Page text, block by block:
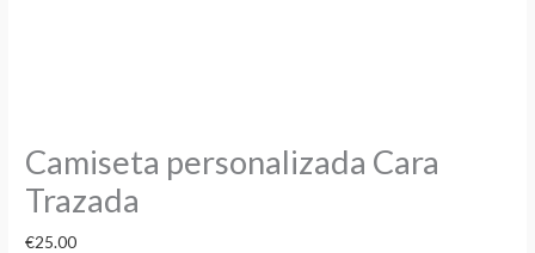
Camiseta personalizada Cara
Trazada
€25.00